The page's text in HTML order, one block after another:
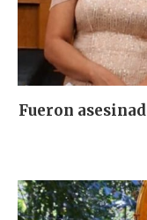
Fueron